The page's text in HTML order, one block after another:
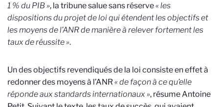
1 % du PIB », la tribune salue sans réserve« les
dispositions du projet de loi qui étendent les objectifs et
les moyens de l’ANR de manière à relever fortement les
taux de réussite ».
Un des objectifs revendiqués de la loi consiste en effet à
redonner des moyens à l’ANR« de façon à ce qu’elle
réponde aux standards internationaux », résume Antoine